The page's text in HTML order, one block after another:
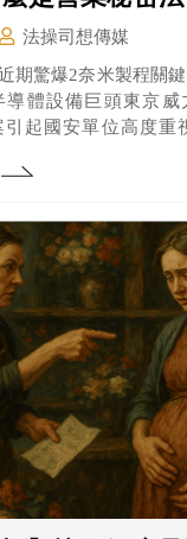
法操司想傳媒
期驚爆2奈米製程關
導體設備巨頭東京威
起國安單位高度重
法》，向智慧財產及